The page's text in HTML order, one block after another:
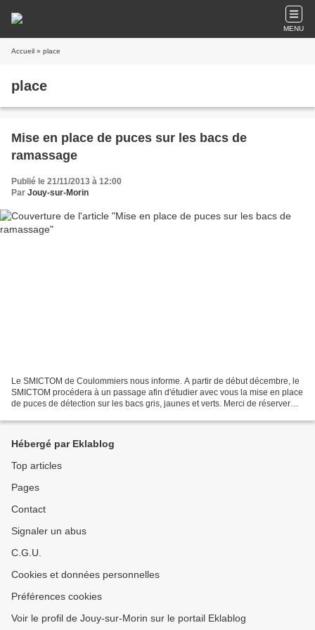
MENU
Accueil » place
place
Mise en place de puces sur les bacs de
ramassage
Publié le 21/11/2013 à 12:00
Par Jouy-sur-Morin
Le SMICTOM de Coulommiers nous informe. A partir de début décembre, le
SMICTOM procédera à un passage afin d'étudier avec vous la mise en place
de puces de détection sur les bacs gris, jaunes et verts. Merci de réserver
Hébergé par Eklablog
Top articles
Pages
Contact
Signaler un abus
C.G.U.
Cookies et données personnelles
Préférences cookies
Voir le profil de Jouy-sur-Morin sur le portail Eklablog